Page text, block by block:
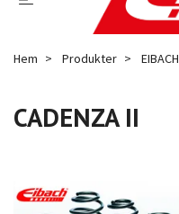
Hem Produkter EIBACH
CADENZA II